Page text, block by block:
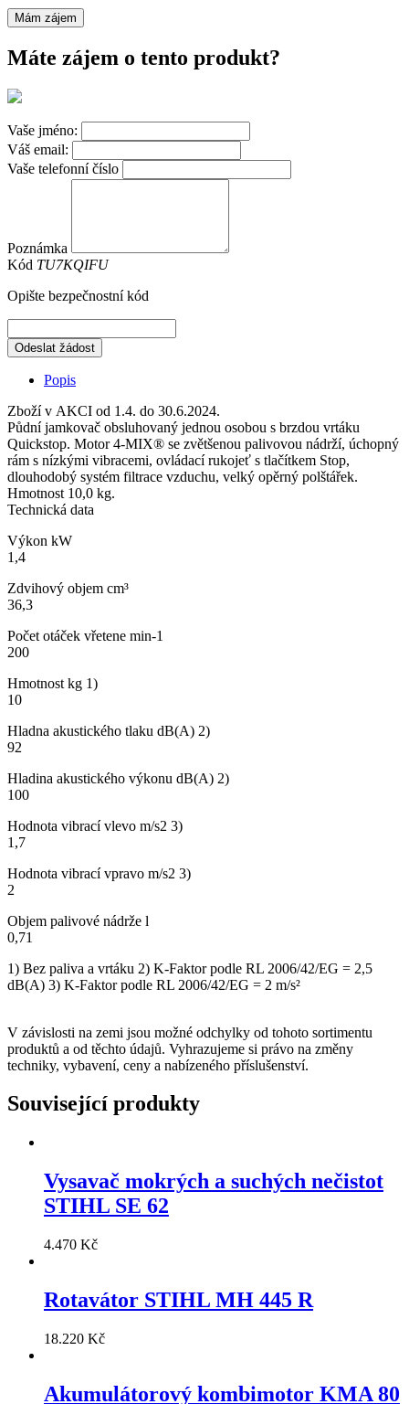
Mám zájem
Máte zájem o tento produkt?
Vaše jméno:
Váš email:
Vaše telefonní číslo
Poznámka
Kód TU7KQIFU
Opište bezpečnostní kód
Odeslat žádost
Popis
Zboží v AKCI od 1.4. do 30.6.2024.
Půdní jamkovač obsluhovaný jednou osobou s brzdou vrtáku
Quickstop. Motor 4-MIX® se zvětšenou palivovou nádrží, úchopný
rám s nízkými vibracemi, ovládací rukojeť s tlačítkem Stop,
dlouhodobý systém filtrace vzduchu, velký opěrný polštářek.
Hmotnost 10,0 kg.
Technická data
Výkon kW
1,4
Zdvihový objem cm³
36,3
Počet otáček vřetene min-1
200
Hmotnost kg 1)
10
Hladna akustického tlaku dB(A) 2)
92
Hladina akustického výkonu dB(A) 2)
100
Hodnota vibrací vlevo m/s2 3)
1,7
Hodnota vibrací vpravo m/s2 3)
2
Objem palivové nádrže l
0,71
1) Bez paliva a vrtáku 2) K-Faktor podle RL 2006/42/EG = 2,5
dB(A) 3) K-Faktor podle RL 2006/42/EG = 2 m/s²
V závislosti na zemi jsou možné odchylky od tohoto sortimentu
produktů a od těchto údajů. Vyhrazujeme si právo na změny
techniky, vybavení, ceny a nabízeného příslušenství.
Související produkty
Vysavač mokrých a suchých nečistot
STIHL SE 62
4.470 Kč
Rotavátor STIHL MH 445 R
18.220 Kč
Akumulátorový kombimotor KMA 80